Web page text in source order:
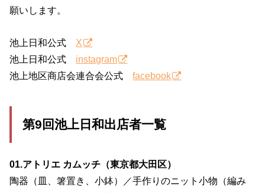
願いします。
池上日和公式 X
池上日和公式 instagram
池上地区商店会連合会公式facebook
第9回池上日和出店者一覧
01.アトリエ カムッチ（東京都大田区）
陶器（皿、箸置き、小鉢）／手作りのニット小物（編み